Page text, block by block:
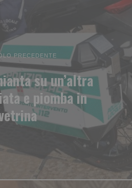
PRECEDENTE
su un’altra
e piomba in